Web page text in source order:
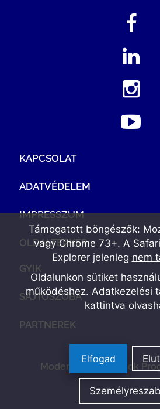
KAPCSOLAT
ADATVÉDELEM
IMPRESSZUM
OLDALTÉRKÉP
GYIK
SAJTÓSZOBA
PARTNEREK
Modern Vállalkozások
Támogatott böngészők:
vagy Chrome 73+. A
Explorer jelenleg nem
Oldalunkon sütiket
működéshez. Adatkezelési
kattintva
Elfogad